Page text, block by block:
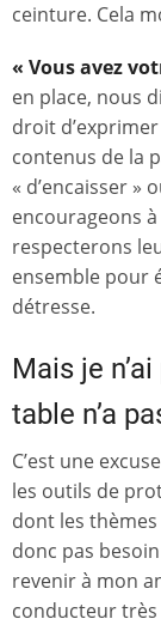
ceinture. Cela
« Vous avez
en place, nous
droit
contenus de la
« d’encaisser »
encourageons
respecterons
ensemble pour
détresse.
Mais je
table n’a
C’est une
les outils de
dont les
donc pas
revenir à mon
conducteur très